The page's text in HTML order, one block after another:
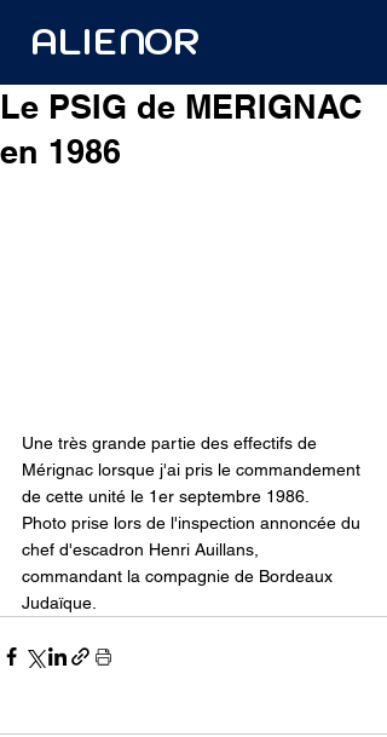
ALIENOR
Le PSIG de MERIGNAC
en 1986
Une très grande partie des effectifs de
Mérignac lorsque j'ai pris le commandement
de cette unité le 1er septembre 1986.
Photo prise lors de l'inspection annoncée du
chef d'escadron Henri Auillans,
commandant la compagnie de Bordeaux
Judaïque.